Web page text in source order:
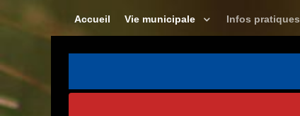
Accueil Vie municipale Infos pratiques